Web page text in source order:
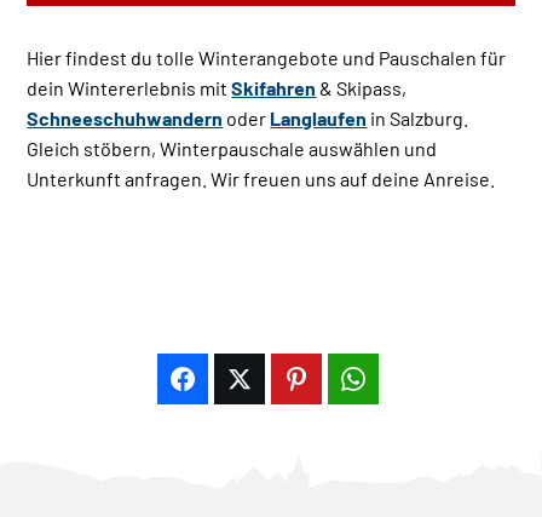
Hier findest du tolle Winterangebote und Pauschalen für
dein Wintererlebnis mitSkifahren & Skipass,
Schneeschuhwandern oder Langlaufen in Salzburg.
Gleich stöbern, Winterpauschale auswählen und
Unterkunft anfragen. Wir freuen uns auf deine Anreise.